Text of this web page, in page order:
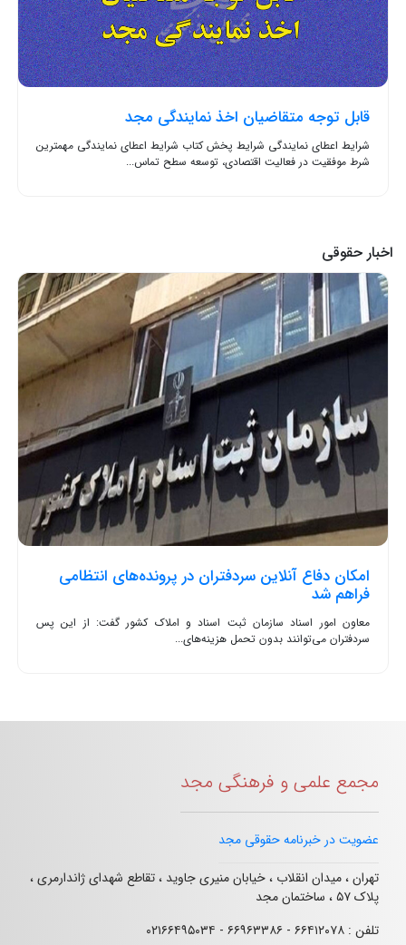
قابل توجه متقاضیان اخذ نمایندگی مجد
شرایط اعطای نمایندگی شرایط پخش کتاب شرایط اعطای نمایندگی مهمترین
شرط موفقیت در فعالیت اقتصادی، توسعه سطح تماس...
اخبار حقوقی
امکان دفاع آنلاین سردفتران در پرونده‌های انتظامی
فراهم شد
معاون امور اسناد سازمان ثبت اسناد و املاک کشور گفت: از این پس
سردفتران می‌توانند بدون تحمل هزینه‌های...
مجمع علمی و فرهنگی مجد
عضویت در خبرنامه حقوقی مجد
تهران ، میدان انقلاب ، خیابان منیری جاوید ، تقاطع شهدای ژاندارمری ،
پلاک ۵۷ ، ساختمان مجد
تلفن : ۶۶۴۱۲۰۷۸ - ۶۶۹۶۳۳۸۶ - ۰۲۱۶۶۴۹۵۰۳۴